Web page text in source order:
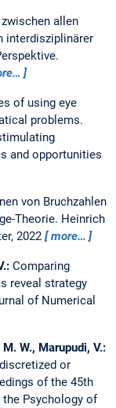
allen
interdisziplinärer
of using eye
problems.
and opportunities
von Bruchzahlen
Theorie. Heinrich
2022
more…
Comparing
reveal strategy
of Numerical
W., Marupudi, V.:
or
of the 45th
Psychology of